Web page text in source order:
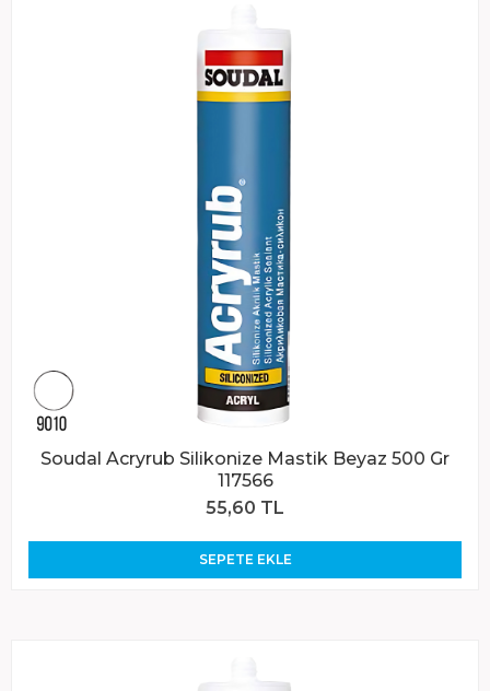
Soudal Acryrub Silikonize Mastik Beyaz 500 Gr
117566
55,60 TL
SEPETE EKLE